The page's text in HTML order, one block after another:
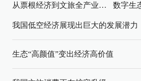
从票根经济到文旅全产业链升级
我国低空经济展现出巨大的发展潜力
生态“高颜值”变出经济高价值